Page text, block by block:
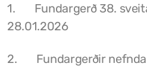
1. Fundargerð 38.
28.01.2026
2. Fundargerðir nefnda
Frístundastyrkur
Félagsmiðstöðin Ozon